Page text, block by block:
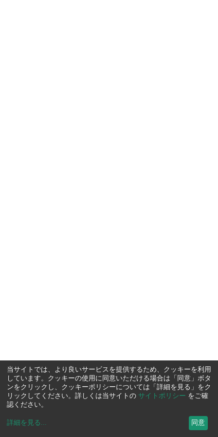
当サイトでは、より良いサービスを提供するため、クッキーを利用
しています。クッキーの使用に同意いただける場合は「同意」ボタ
ンをクリックし、クッキーポリシーについては「詳細を見る」をク
リックしてください。詳しくは当サイトの サイトポリシー をご確
認ください。
詳細を見る ... 同意